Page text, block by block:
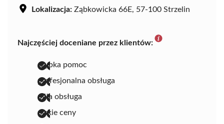
Lokalizacja: Ząbkowicka 66E, 57-100 Strzelin
Najczęściej doceniane przez klientów:
szybka pomoc
profesjonalna obsługa
miła obsługa
niskie ceny